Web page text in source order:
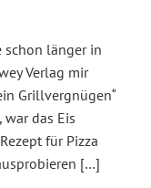
schon länger in
Verlag mir
Grillvergnügen“
das Eis
für Pizza
[…]